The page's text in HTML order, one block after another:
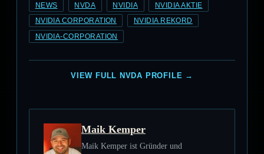
NEWS NVDA NVIDIA NVIDIA AKTIE
NVIDIA CORPORATION NVIDIA REKORD
NVIDIA-CORPORATION
VIEW FULL NVDA PROFILE →
Maik Kemper
Maik Kemper ist Gründer und